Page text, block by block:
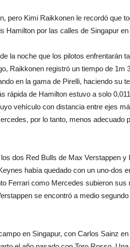
pero Kimi Raikkonen le recordó que
Hamilton por las calles de Singapur
la noche que los pilotos enfrentarán
Raikkonen registró un tiempo de 1m
en la gama de Pirelli, haciendo su
rápida de Hamilton estuvo a solo
vehículo con distancia entre ejes
por lo tanto, menos adecuado
dos Red Bulls de Max Verstappen y
había quedado con un uno-dos
Ferrari como Mercedes subieron sus
se encontró a medio
en Singapur, con Carlos Sainz